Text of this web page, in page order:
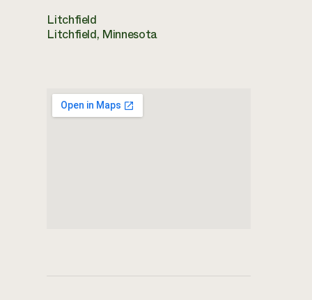
Litchfield
Litchfield, Minnesota